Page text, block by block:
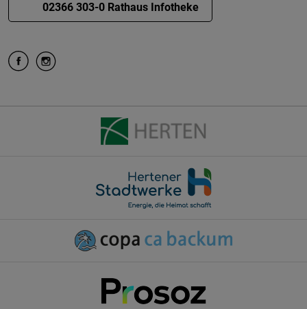
02366 303-0 Rathaus Infotheke